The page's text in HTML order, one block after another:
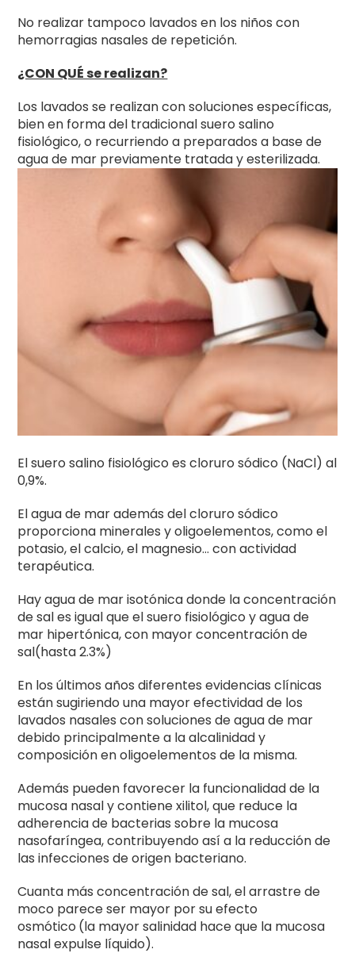
No realizar tampoco lavados en los niños con
hemorragias nasales de repetición.
¿CON QUÉ se realizan?
Los lavados se realizan con soluciones específicas,
bien en forma del tradicional suero salino
fisiológico, o recurriendo a preparados a base de
agua de mar previamente tratada y esterilizada.
El suero salino fisiológico es cloruro sódico (NaCl) al
0,9%.
El agua de mar además del cloruro sódico
proporciona minerales y oligoelementos, como el
potasio, el calcio, el magnesio… con actividad
terapéutica.
Hay agua de mar isotónica donde la concentración
de sal es igual que el suero fisiológico y agua de
mar hipertónica, con mayor concentración de
sal(hasta 2.3%)
En los últimos años diferentes evidencias clínicas
están sugiriendo una mayor efectividad de los
lavados nasales con soluciones de agua de mar
debido principalmente a la alcalinidad y
composición en oligoelementos de la misma.
Además pueden favorecer la funcionalidad de la
mucosa nasal y contiene xilitol, que reduce la
adherencia de bacterias sobre la mucosa
nasofaríngea, contribuyendo así a la reducción de
las infecciones de origen bacteriano.
Cuanta más concentración de sal, el arrastre de
moco parece ser mayor por su efecto
osmótico (la mayor salinidad hace que la mucosa
nasal expulse líquido).